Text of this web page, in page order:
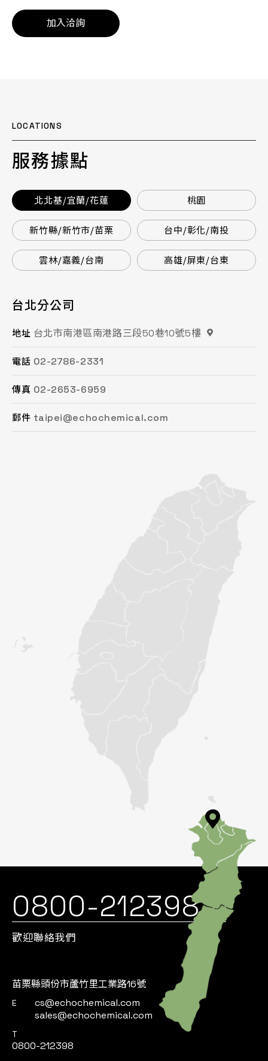
加入洽詢
LOCATIONS
服務據點
北北基/宜蘭/花蓮 桃園
新竹縣/新竹市/苗栗 台中/彰化/南投
雲林/嘉義/台南 高雄/屏東/台東
台北分公司
地址 台北市南港區南港路三段50巷10號5樓
電話 02-2786-2331
傳真 02-2653-6959
郵件 taipei@echochemical.com
桃園分公司
地址 桃園市平鎮區復興街62號2樓
電話 03-494-6939
傳真 03-493-0687
郵件 chungli@echochemical.com
總公司 / 竹苗分公司
地址 苗栗縣頭份市工業路16號
電話 037-621-088
傳真 037-615-096
郵件 miaoli@echochemical.com
台中分公司
地址 台中市南屯區文心路一段218號15F之2
電話 04-2472-8859
傳真 04-2472-8825
郵件 taichung@echochemical.com
台南分公司
地址 台南市永康區鹽洲一街63巷33號
電話 06-243-6589
傳真 06-253-8208
郵件 tainan@echochemical.com
高雄分公司
地址 高雄市鳳山區鳳頂路479號
電話 07-753-9988
傳真 07-753-1958
郵件 kaohsiung@echochemical.com
0800-212398
歡迎聯絡我們
苗栗縣頭份市蘆竹里工業路16號
E
cs@echochemical.com
sales@echochemical.com
T
0800-212398